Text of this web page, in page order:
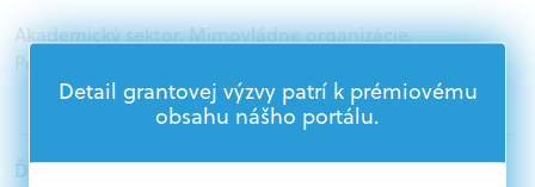
Akademický sektor, Mimovládne organizácie,
Podnikatelia, Samospráva, Štátna správa
Ďalšie informácie:
Detail grantovej výzvy patrí k prémiovému
obsahu nášho portálu.